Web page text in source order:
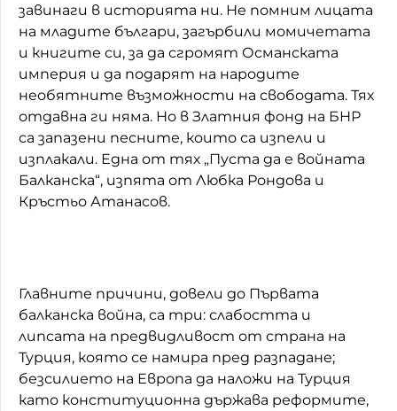
завинаги в историята ни. Не помним лицата
на младите българи, загърбили момичетата
и книгите си, за да сгромят Османската
империя и да подарят на народите
необятните възможности на свободата. Тях
отдавна ги няма. Но в Златния фонд на БНР
са запазени песните, които са изпели и
изплакали. Една от тях „Пуста да е войната
Балканска“, изпята от Любка Рондова и
Кръстьо Атанасов.
Главните причини, довели до Първата
балканска война, са три: слабостта и
липсата на предвидливост от страна на
Турция, която се намира пред разпадане;
безсилието на Европа да наложи на Турция
като конституционна държава реформите,